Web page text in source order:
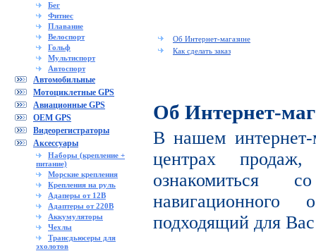
Бег
Фитнес
Плавание
Велоспорт
Гольф
Мультиспорт
Автоспорт
Автомобильные
Мотоциклетные GPS
Авиационные GPS
OEM GPS
Видеорегистраторы
Аксессуары
Наборы (крепление +
питание)
Морские крепления
Крепления на руль
Адаперы от 12В
Адаптеры от 220В
Аккумуляторы
Чехлы
Трансдьюсеры для
эхолотов
Об Интернет-магазине
Как сделать заказ
Об Интернет-
В нашем
центрах
ознакомиться
навигационного
подходящий для